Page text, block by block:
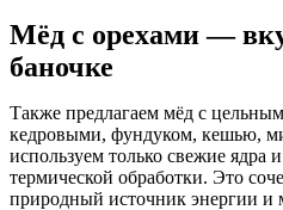
Мёд с орехами —
баночке
Также предлагаем мёд с
кедровыми, фундуком, кешью,
используем только свежие ядра
термической обработки. Это
природный источник энергии и